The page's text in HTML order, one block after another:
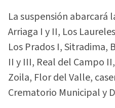
La suspensión abarcará
Arriaga I y II, Los
Los Prados I, Sitradima,
II y III, Real del Campo
Zoila, Flor del Valle,
Crematorio Municipal y